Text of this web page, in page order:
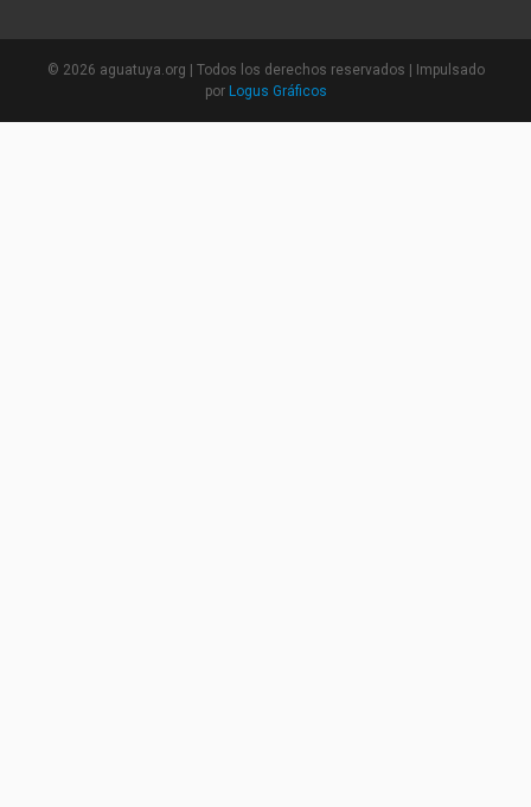
© 2026 aguatuya.org | Todos los derechos reservados | Impulsado
por Logus Gráficos